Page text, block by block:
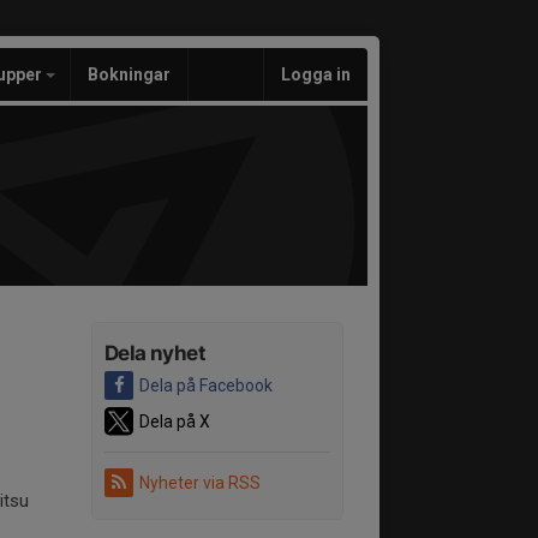
Bokningar Logga in
Dela nyhet
Dela på Facebook
Dela på X
Nyheter via RSS